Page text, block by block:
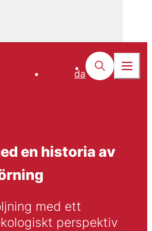
da
en historia av
med ett
perspektiv